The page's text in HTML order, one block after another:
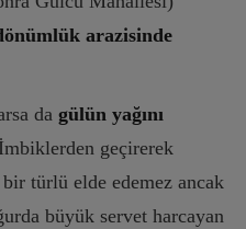
arazisinde
da gülün yağını
geçirerek
bir türlü elde edemez ancak
büyük servet harcayan